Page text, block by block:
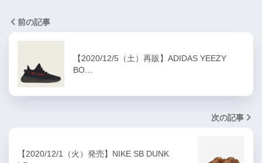
前の記事
【2020/12/5（土）再販】ADIDAS YEEZY
BO…
次の記事
【2020/12/1（火）発売】NIKE SB DUNK